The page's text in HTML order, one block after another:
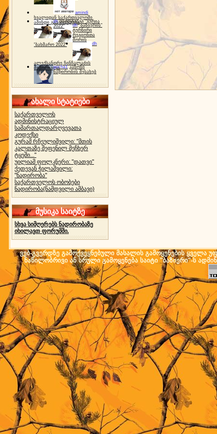
amindi
ხვალიდან საქართველოში
ამინდი გაუარესდება
dh სპორტინგი "გურია
2022"
dh "ბაზიერის"
ტურნირი
რეგიონთა
შორის
"ბახმარო 2022"
dh
ალექსანდრე ჩინჩალაძის
მემორიალიgocha1 კანონი
ნადირობის შესახებ
ახალი სტატიები
საქართველოს
ადმინისტრაციულ
სამართალდარღვევათა
კოდექსი
გურამ რჩეულიშვილი: "მთის
კალთაზე შეფენილ მეჩხერ
ტყეში..."
უილიამ ფოლკნერი: "დათვი"
ქეთევან ჭილაშვილი:
"ნადირობა"
საქართველოს ობობები
ნადირობა(ნამდვილი ამბავი)
მუსიკა საიტზე
სხვა სიმღერებს ნადირობაზე
იხილავთ ფორუმში.
ვებ-გვერდზე გამოქვეყნებული მასალის გამოყენების ყველა
ნაწილობრივი ან სრული გამოყენება საიტი "ბაზიერი"-ს